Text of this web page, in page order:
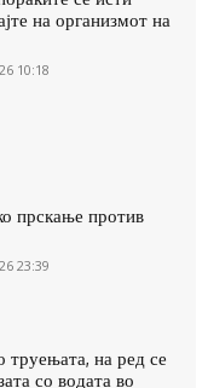
на организмот на
10:18
прскање против
23:39
труењата, на ред се
со водата во